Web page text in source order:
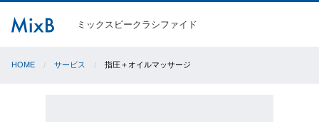
ミックスビークラシファイド
HOME サービス 指圧＋オイルマッサージ